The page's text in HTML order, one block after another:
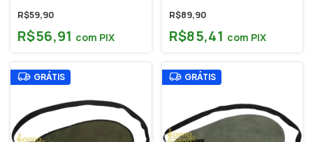
Flauta BG Cód. A65U
R$59,90
R$56,91 com PIX
(Outlet)
R$89,90
R$85,41 com PIX
GRÁTIS GRÁTIS